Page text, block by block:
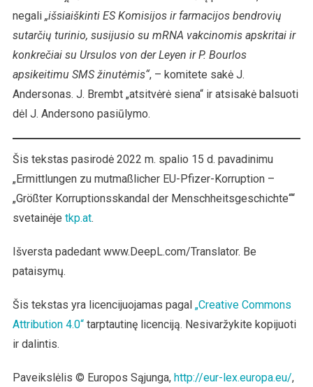
negali „išsiaiškinti ES Komisijos ir farmacijos bendrovių
sutarčių turinio, susijusio su mRNA vakcinomis apskritai ir
konkrečiai su Ursulos von der Leyen ir P. Bourlos
apsikeitimu SMS žinutėmis“, – komitete sakė J.
Andersonas. J. Brembt „atsitvėrė siena“ ir atsisakė balsuoti
dėl J. Andersono pasiūlymo.
Šis tekstas pasirodė 2022 m. spalio 15 d. pavadinimu
„Ermittlungen zu mutmaßlicher EU-Pfizer-Korruption –
„Größter Korruptionsskandal der Menschheitsgeschichte““
svetainėje tkp.at.
Išversta padedant www.DeepL.com/Translator. Be
pataisymų.
Šis tekstas yra licencijuojamas pagal „Creative Commons
Attribution 4.0“tarptautinę licenciją. Nesivaržykite kopijuoti
ir dalintis.
Paveikslėlis © Europos Sąjunga, http://eur-lex.europa.eu/,